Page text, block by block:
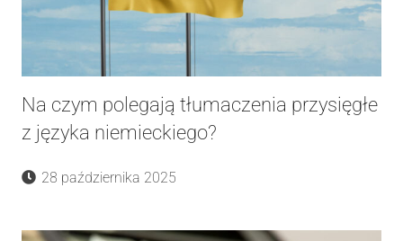
Na czym polegają tłumaczenia przysięgłe
z języka niemieckiego?
28 października 2025